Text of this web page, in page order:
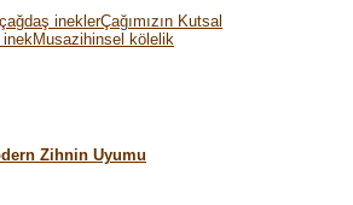
çağdaş ineklerÇağımızın Kutsal
Musazihinsel kölelik
Zihnin Uyumu